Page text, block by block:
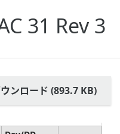
31 Rev 3
ンロード (893.7 KB)